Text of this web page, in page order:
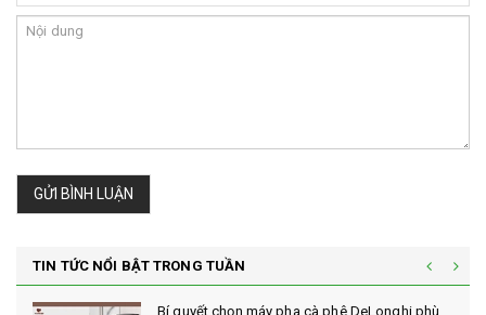
GỬI BÌNH LUẬN
TIN TỨC NỔI BẬT TRONG TUẦN
Bí quyết chọn máy pha cà phê DeLonghi phù